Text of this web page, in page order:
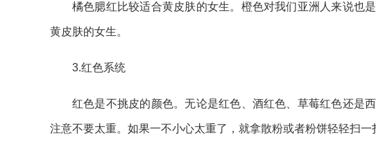
橘色腮红比较适合黄皮肤的女生。橙色对我们亚洲人来说也
黄皮肤的女生。
3.红色系统
红色是不挑皮的颜色。无论是红色、酒红色、草莓红色还是
注意不要太重。如果一不小心太重了，就拿散粉或者粉饼轻轻扫一